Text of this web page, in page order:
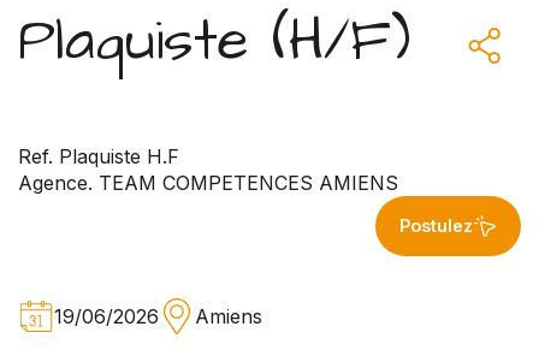
Plaquiste (H/F)
Ref. Plaquiste H.F
Agence. TEAM COMPETENCES AMIENS
Postulez
19/06/2026 Amiens